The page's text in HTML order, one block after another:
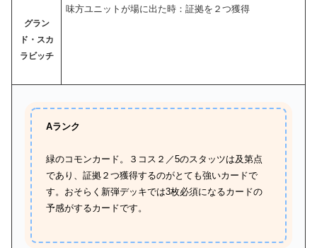
グラン
ド・スカ
ラビッチ
味方ユニットが場に出た時：証拠を２つ獲得
Aランク
緑のコモンカード。３コス２／5のスタッツは及第点
であり、証拠２つ獲得するのがとても強いカードで
す。おそらく新弾デッキでは3枚必須になるカードの
予感がするカードです。